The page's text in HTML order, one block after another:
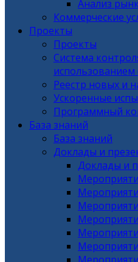
Анализ
Коммерческие
Проекты
Проекты
Система
Реестр новых и
Ускоренные
Программный
База знаний
База знаний
Доклады и
Доклады и